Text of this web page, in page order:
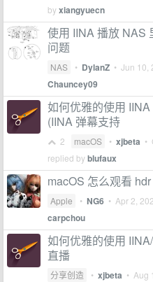
byxiangyuecn
使用 IINA 播放 NAS
问题
NAS • DylanZ • Jun 10,
Chauncey09
如何优雅的使用
(IINA 弹幕支持
2 macOS • xjbeta •
replied byblufaux
macOS 怎么观看
Apple • NG6 • Apr 2,
carpchou
如何优雅的使用
直播
分享创造 • xjbeta • Aug